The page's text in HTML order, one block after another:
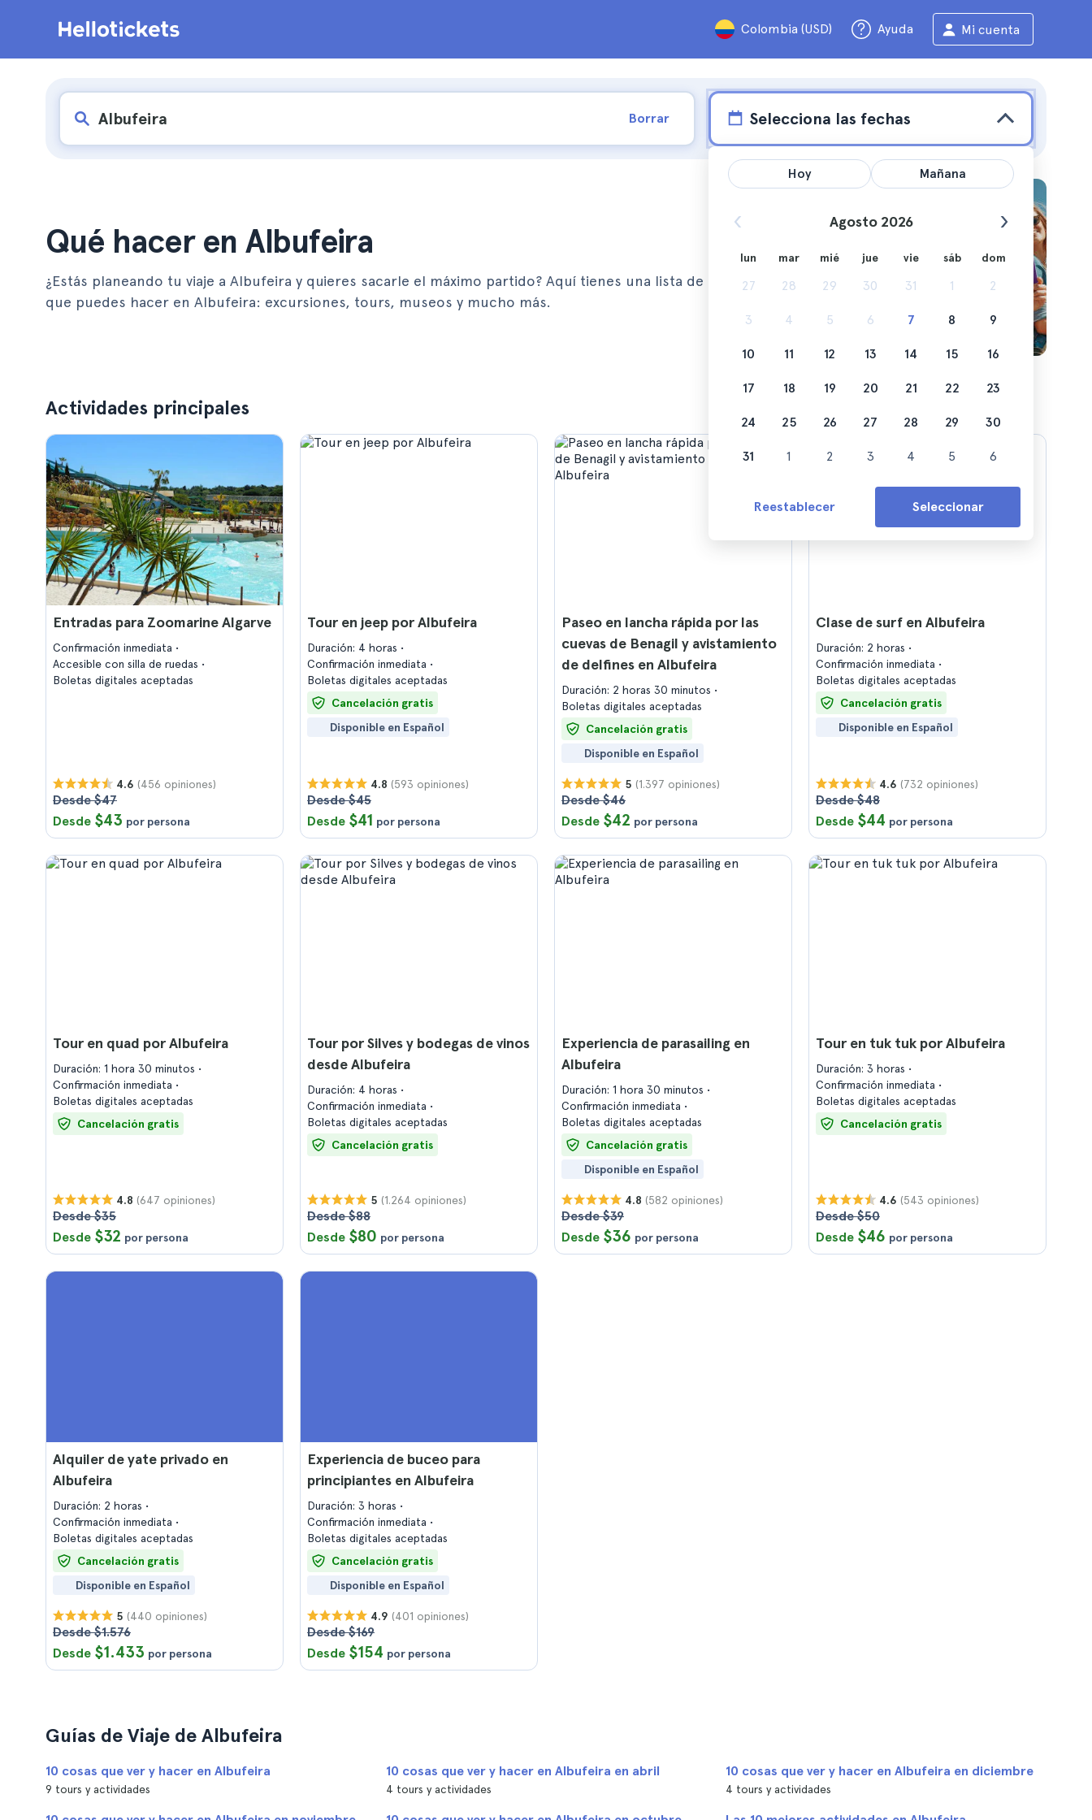
Colombia (USD) Ayuda Mi cuenta
Borrar Selecciona las fechas
Qué hacer en Albufeira
¿Estás planeando tu viaje a Albufeira y quieres sacarle el máximo partido? Aquí tienes una lista de todo lo
que puedes hacer en Albufeira: excursiones, tours, museos y mucho más.
Actividades principales
Entradas para Zoomarine Algarve
Confirmación inmediata
Accesible con silla de ruedas
Boletas digitales aceptadas
4.6 (456 opiniones)
Desde $47
Desde $43 por persona
Tour en jeep por Albufeira
Duración: 4 horas
Confirmación inmediata
Boletas digitales aceptadas
Cancelación gratis
Disponible en Español
4.8 (593 opiniones)
Desde $45
Desde $41 por persona
Paseo en lancha rápida por las
cuevas de Benagil y avistamiento
de delfines en Albufeira
Duración: 2 horas 30 minutos
Boletas digitales aceptadas
Cancelación gratis
Disponible en Español
5 (1.397 opiniones)
Desde $46
Desde $42 por persona
Clase de surf en Albufeira
Duración: 2 horas
Confirmación inmediata
Boletas digitales aceptadas
Cancelación gratis
Disponible en Español
4.6 (732 opiniones)
Desde $48
Desde $44 por persona
Tour en quad por Albufeira
Duración: 1 hora 30 minutos
Confirmación inmediata
Boletas digitales aceptadas
Cancelación gratis
4.8 (647 opiniones)
Desde $35
Desde $32 por persona
Tour por Silves y bodegas de vinos
desde Albufeira
Duración: 4 horas
Confirmación inmediata
Boletas digitales aceptadas
Cancelación gratis
5 (1.264 opiniones)
Desde $88
Desde $80 por persona
Experiencia de parasailing en
Albufeira
Duración: 1 hora 30 minutos
Confirmación inmediata
Boletas digitales aceptadas
Cancelación gratis
Disponible en Español
4.8 (582 opiniones)
Desde $39
Desde $36 por persona
Tour en tuk tuk por Albufeira
Duración: 3 horas
Confirmación inmediata
Boletas digitales aceptadas
Cancelación gratis
4.6 (543 opiniones)
Desde $50
Desde $46 por persona
Alquiler de yate privado en
Albufeira
Duración: 2 horas
Confirmación inmediata
Boletas digitales aceptadas
Cancelación gratis
Disponible en Español
5 (440 opiniones)
Desde $1.576
Desde $1.433 por persona
Experiencia de buceo para
principiantes en Albufeira
Duración: 3 horas
Confirmación inmediata
Boletas digitales aceptadas
Cancelación gratis
Disponible en Español
4.9 (401 opiniones)
Desde $169
Desde $154 por persona
Guías de Viaje de Albufeira
10 cosas que ver y hacer en Albufeira
9 tours y actividades
10 cosas que ver y hacer en Albufeira en abril
4 tours y actividades
10 cosas que ver y hacer en Albufeira en diciembre
4 tours y actividades
Hoy Mañana
Agosto 2026
lun mar mié jue vie sáb dom
27 28 29 30 31 1 2
3 4 5 6 7 8 9
10 11 12 13 14 15 16
17 18 19 20 21 22 23
24 25 26 27 28 29 30
31 1 2 3 4 5 6
Reestablecer Seleccionar